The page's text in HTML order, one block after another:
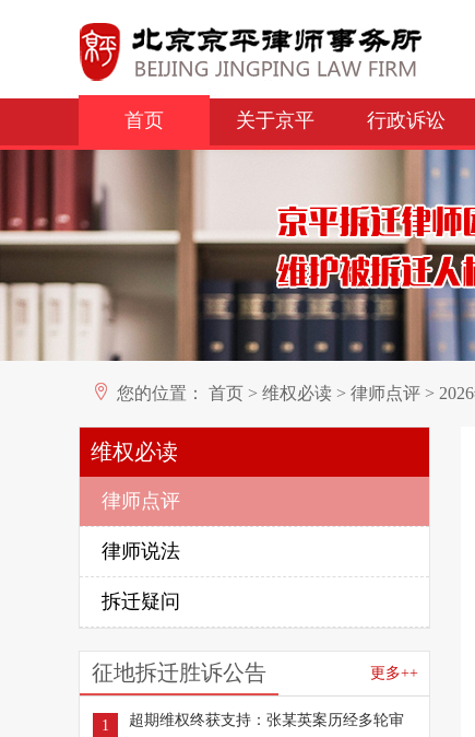
首页 关于京平 行政诉讼
您的位置： 首页 > 维权必读 > 律师点评 >
维权必读
律师点评
律师说法
拆迁疑问
征地拆迁胜诉公告 更多++
1
超期维权终获支持：张某英案历经多轮审